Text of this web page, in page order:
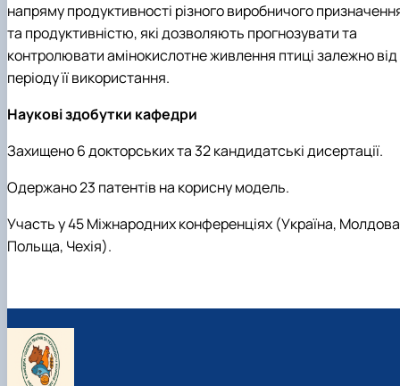
напряму продуктивності різного виробничого
та продуктивністю, які дозволяють прогнозувати та
контролювати амінокислотне живлення птиці залежно від
періоду її використання.
Наукові здобутки кафедри
Захищено 6 докторських та 32 кандидатські дисертації.
Одержано 23 патентів на корисну модель.
Участь у 45 Міжнародних конференціях (Україна,
Польща, Чехія).